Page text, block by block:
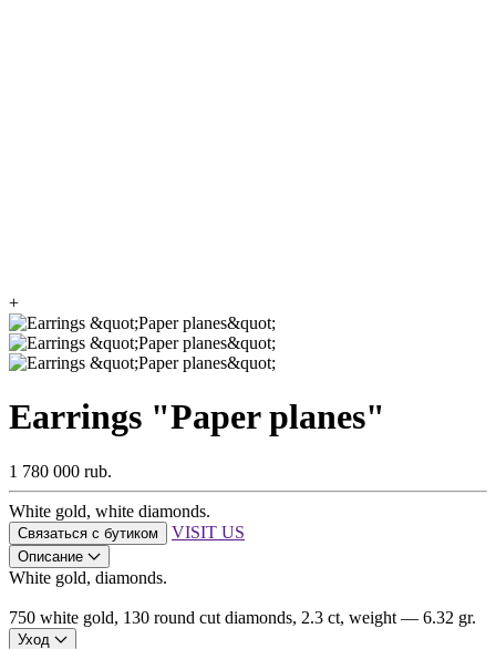
+
Earrings "Paper planes"
1 780 000 rub.
White gold, white diamonds.
Связаться с бутиком VISIT US
Описание
White gold, diamonds.
750 white gold, 130 round cut diamonds, 2.3 ct, weight — 6.32 gr.
Уход